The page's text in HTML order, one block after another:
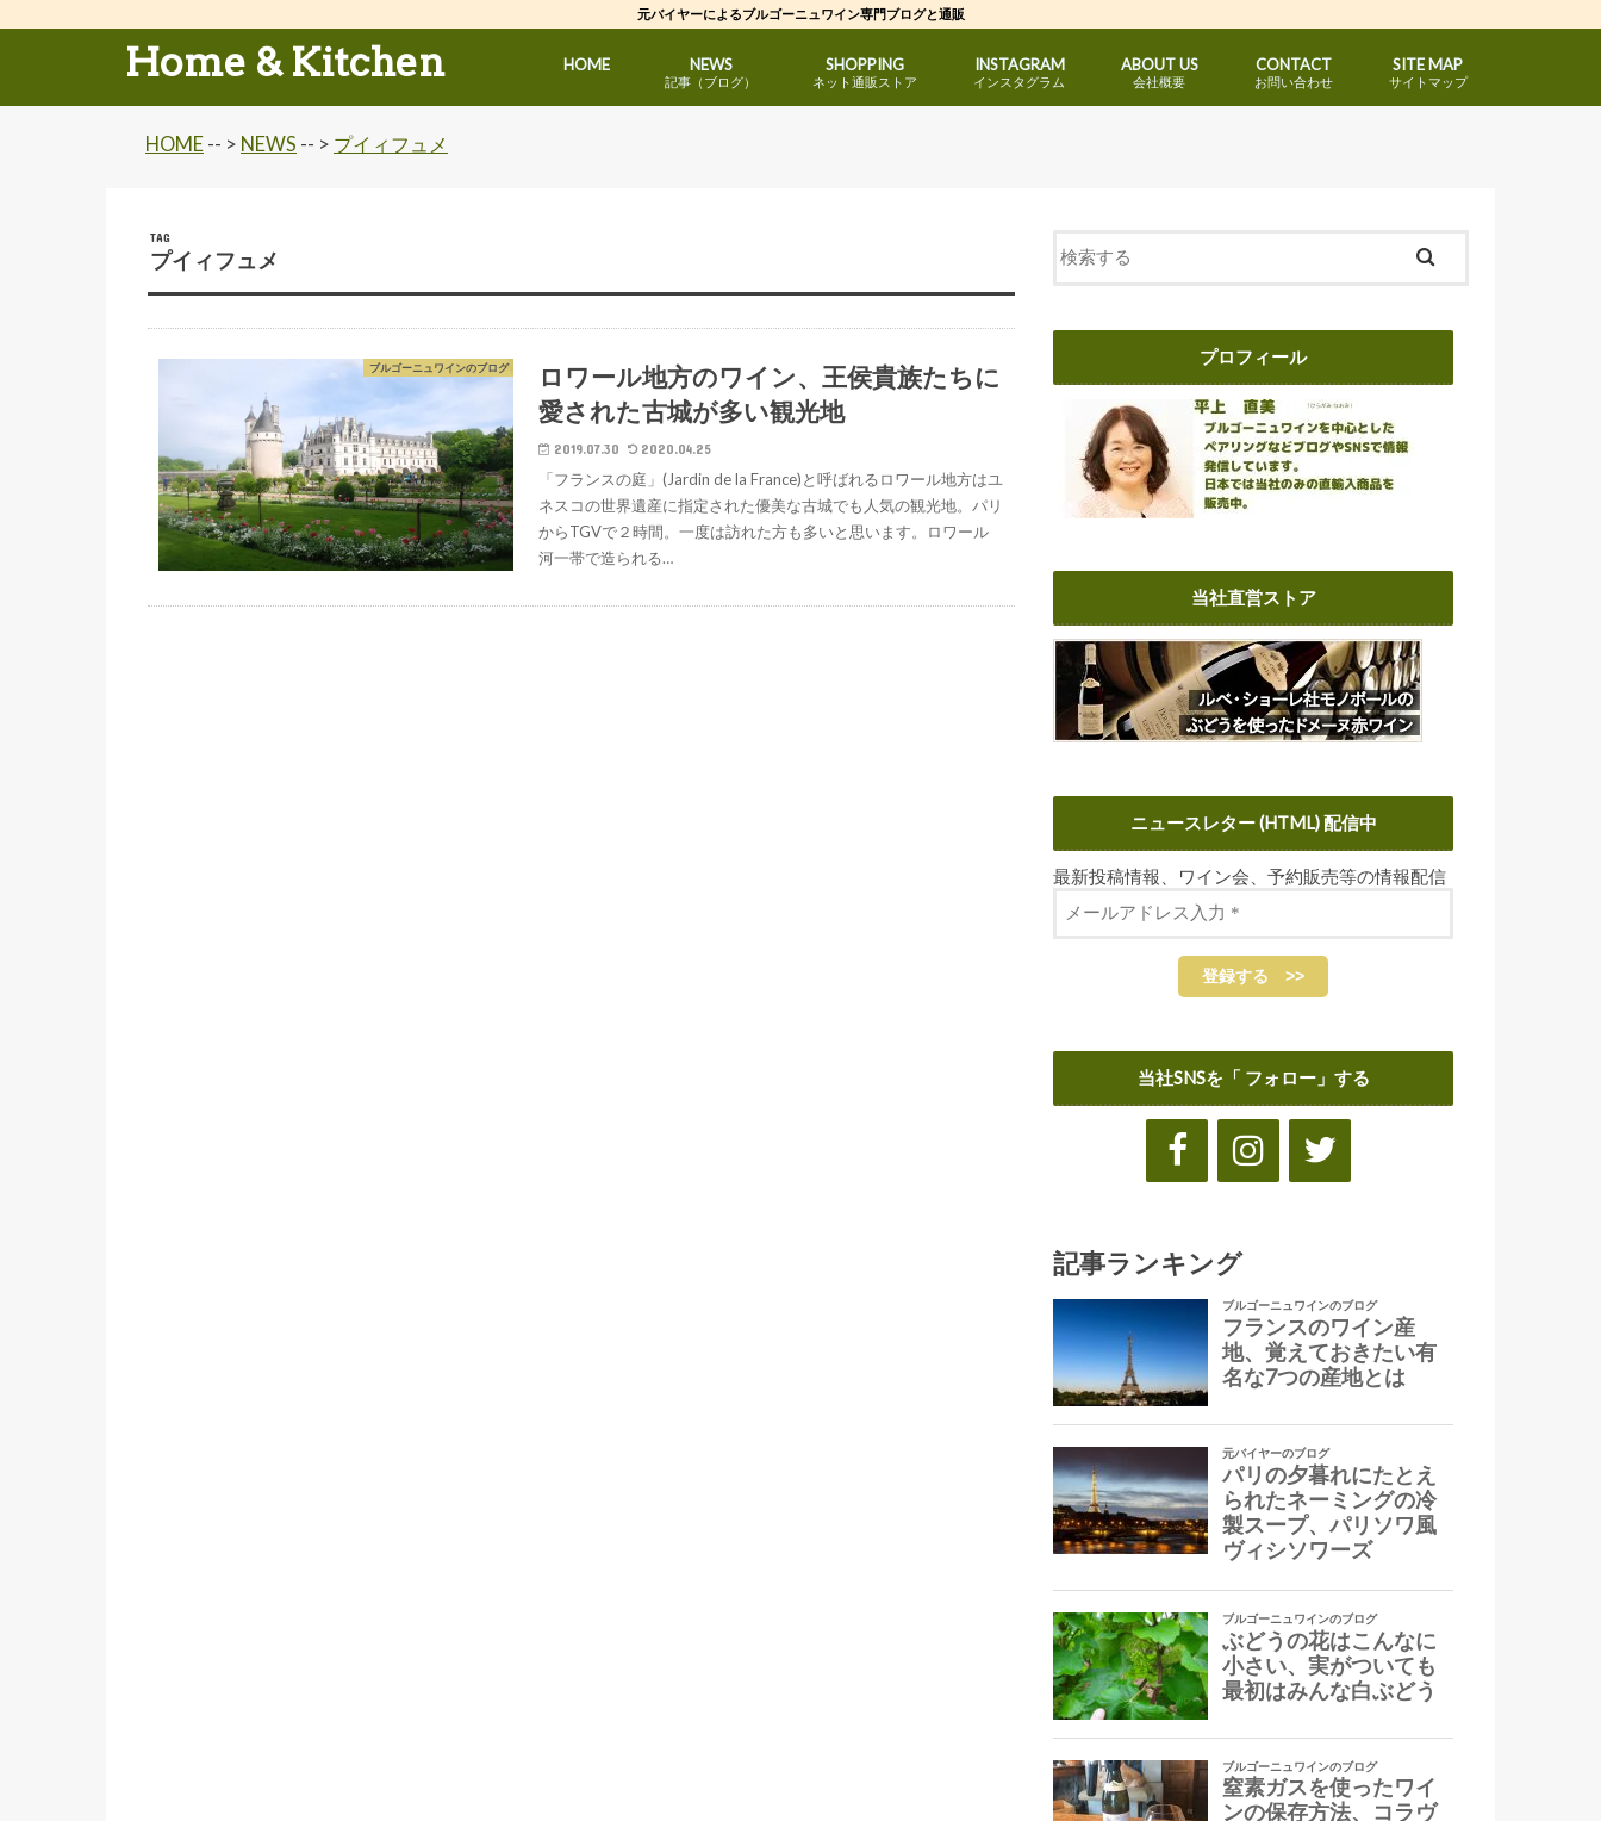
元バイヤーによるブルゴーニュワイン専門ブログと通販
Home & Kitchen HOME NEWS
記事（ブログ）
SHOPPING
ネット通販ストア
INSTAGRAM
インスタグラム
ABOUT US
会社概要
CONTACT
お問い合わせ
SITE MAP
サイトマップ
HOME -- > NEWS -- > プイィフュメ
TAG
プイィフュメ
ブルゴーニュワインのブログ
ロワール地方のワイン、王侯貴族たちに
愛された古城が多い観光地
2019.07.30 2020.04.25
「フランスの庭」(Jardin de la France)と呼ばれるロワール地方はユ
ネスコの世界遺産に指定された優美な古城でも人気の観光地。パリ
からTGVで２時間。一度は訪れた方も多いと思います。ロワール
河一帯で造られる…
プロフィール
当社直営ストア
ニュースレター (HTML) 配信中
最新投稿情報、ワイン会、予約販売等の情報配信
当社SNSを「 フォロー」する
記事ランキング